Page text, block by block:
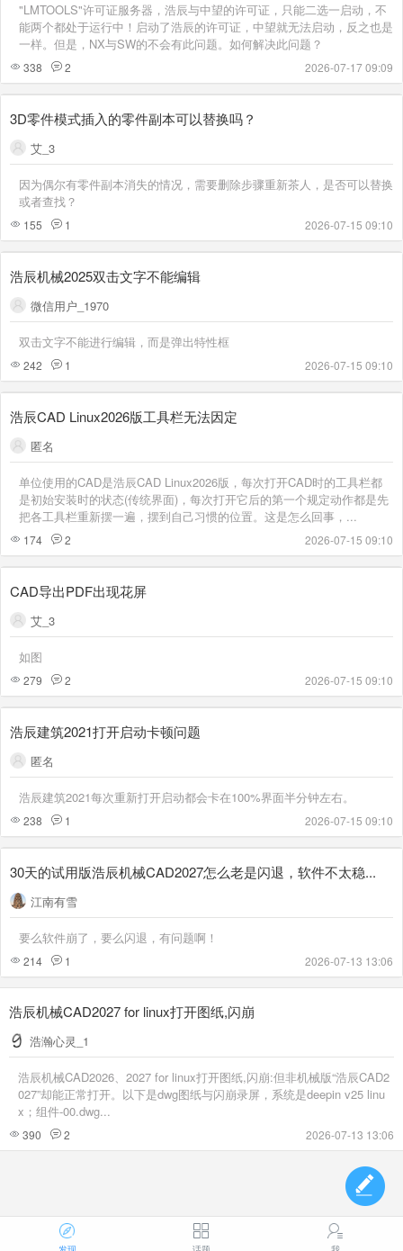
"LMTOOLS"许可证服务器，浩辰与中望的许可证，只能二选一启动，不
能两个都处于运行中！启动了浩辰的许可证，中望就无法启动，反之也是
一样。但是，NX与SW的不会有此问题。如何解决此问题？
338 2 2026-07-17 09:09
3D零件模式插入的零件副本可以替换吗？
艾_3
因为偶尔有零件副本消失的情况，需要删除步骤重新茶人，是否可以替换
或者查找？
155 1 2026-07-15 09:10
浩辰机械2025双击文字不能编辑
微信用户_1970
双击文字不能进行编辑，而是弹出特性框
242 1 2026-07-15 09:10
浩辰CAD Linux2026版工具栏无法因定
匿名
单位使用的CAD是浩辰CAD Linux2026版，每次打开CAD时的工具栏都
是初始安装时的状态(传统界面)，每次打开它后的第一个规定动作都是先
把各工具栏重新摆一遍，摆到自己习惯的位置。这是怎么回事，...
174 2 2026-07-15 09:10
CAD导出PDF出现花屏
艾_3
如图
279 2 2026-07-15 09:10
浩辰建筑2021打开启动卡顿问题
匿名
浩辰建筑2021每次重新打开启动都会卡在100%界面半分钟左右。
238 1 2026-07-15 09:10
30天的试用版浩辰机械CAD2027怎么老是闪退，软件不太稳...
江南有雪
要么软件崩了，要么闪退，有问题啊！
214 1 2026-07-13 13:06
浩辰机械CAD2027 for linux打开图纸,闪崩
浩瀚心灵_1
浩辰机械CAD2026、2027 for linux打开图纸,闪崩:但非机械版“浩辰CAD2
027”却能正常打开。以下是dwg图纸与闪崩录屏，系统是deepin v25 linu
x；组件-00.dwg...
390 2 2026-07-13 13:06